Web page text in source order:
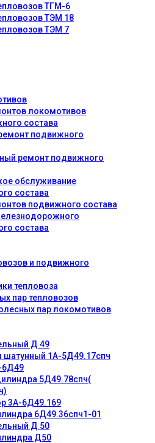
ТГМ-6
ТЭМ 18
ТЭМ 7
локомотивов
состава
подвижного
ремонт подвижного
обслуживание
состава
подвижного состава
состава
и подвижного
тепловоза
пар тепловозов
пар локомотивов
Д 49
шатунный 1А-5Д49.17спч
6Д49
5Д49.78спч(
3А-6Д49.169
6Д49.36спч1-01
Д 50
Д50